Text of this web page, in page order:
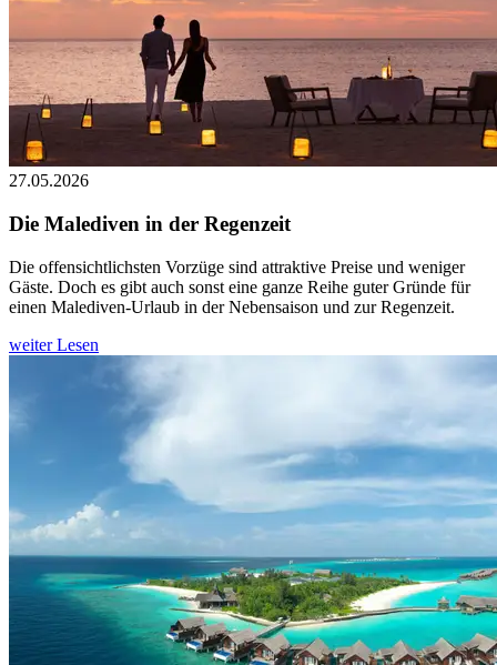
27.05.2026
Die Malediven in der Regenzeit
Die offensichtlichsten Vorzüge sind attraktive Preise und weniger
Gäste. Doch es gibt auch sonst eine ganze Reihe guter Gründe für
einen Malediven-Urlaub in der Nebensaison und zur Regenzeit.
weiter Lesen